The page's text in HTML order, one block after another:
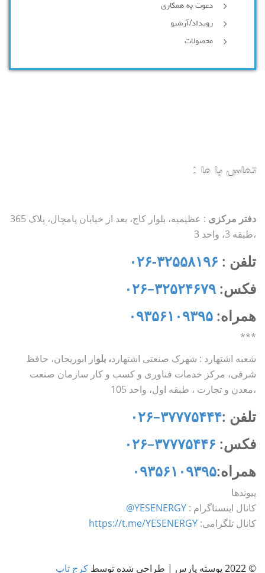
دعوت به همکاری
رویداد/آرشیو
محصولات
تماس با ما :
دفتر مرکزی
: عظیمیه، بلوار کاج، بعد از خیابان پامچال، پلاک 365
،طبقه 3، واحد 3
تلفن : ۳۲۵۵۸۱۹۶-۰۲۶
فکس: ۳۲۵۲۴۶۷۹–۰۲۶
همراه: ۰۹۳۵۶۱۰۹۳۹۵
***
شعبه اشتهارد : شهرک صنعتی اشتهارد، بلوار ابوریحان، حافظ
شرقی، مرکز خدمات فناوری و کسب و کار سازمان صنعت
،معدن و تجارت ، طبقه اول، واحد 105
تلفن :۳۷۷۷۵۴۴۴–۰۲۶
فکس: ۳۷۷۷۵۴۴۶–۰۲۶
همراه:۰۹۳۵۶۱۰۹۳۹۵
پیوندها
کانال اینستاگرام : YESENERGY@
کانال تلگرامی: https://t.me/YESENERGY
© 2022 پوسته پارس | طراحی شده توسط کرج تاپ